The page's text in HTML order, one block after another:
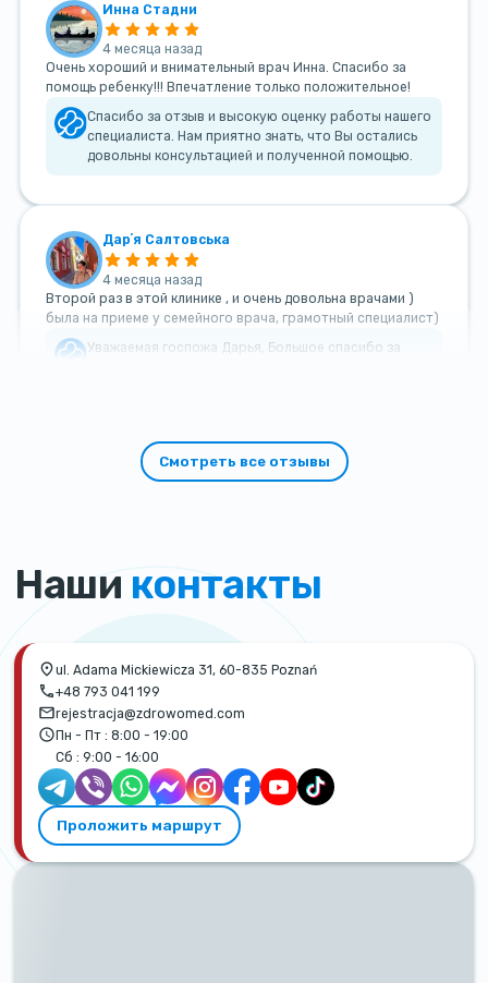
Инна Стадни
4 месяца назад
Очень хороший и внимательный врач Инна. Спасибо за
помощь ребенку!!! Впечатление только положительное!
Спасибо за отзыв и высокую оценку работы нашего
специалиста. Нам приятно знать, что Вы остались
довольны консультацией и полученной помощью.
Дарʼя Салтовська
4 месяца назад
Второй раз в этой клинике , и очень довольна врачами )
была на приеме у семейного врача, грамотный специалист)
Уважаемая госпожа Дарья, Большое спасибо за
Смотреть все отзывы
Наши контакты
ul. Adama Mickiewicza 31, 60-835 Poznań
+48 793 041 199
rejestracja@zdrowomed.com
Пн - Пт : 8:00 - 19:00
Сб : 9:00 - 16:00
Проложить маршрут